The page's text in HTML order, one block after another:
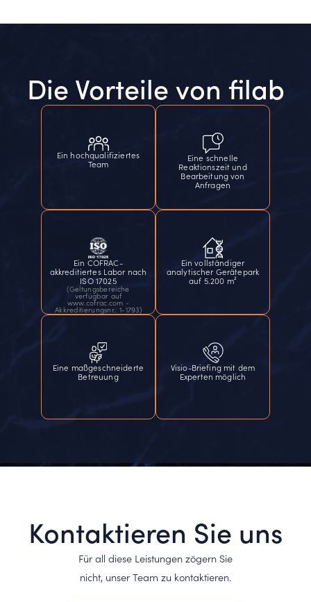
Die Vorteile von filab
Ein hochqualifiziertes
Team
Eine schnelle
Reaktionszeit und
Bearbeitung von
Anfragen
Ein COFRAC-
akkreditiertes Labor nach
ISO 17025
(Geltungsbereiche
verfügbar auf
www.cofrac.com -
Akkreditierungsnr.: 1-1793)
Ein vollständiger
analytischer Gerätepark
auf 5.200 m²
Eine maßgeschneiderte
Betreuung
Visio-Briefing mit dem
Experten möglich
Kontaktieren Sie uns
Für all diese Leistungen zögern Sie
nicht, unser Team zu kontaktieren.